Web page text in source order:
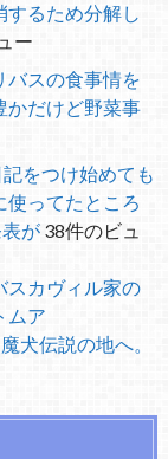
するため分解し
ー
バスの食事情を
だけど野菜事
記をつけ始めても
ってたところ
が 38件のビュ
スカヴィル家の
ムア
犬伝説の地へ。